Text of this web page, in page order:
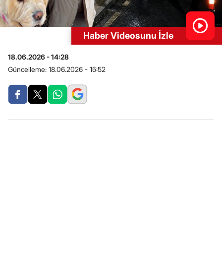
Haber Videosunu İzle
18.06.2026 - 14:28
Güncelleme: 18.06.2026 - 15:52